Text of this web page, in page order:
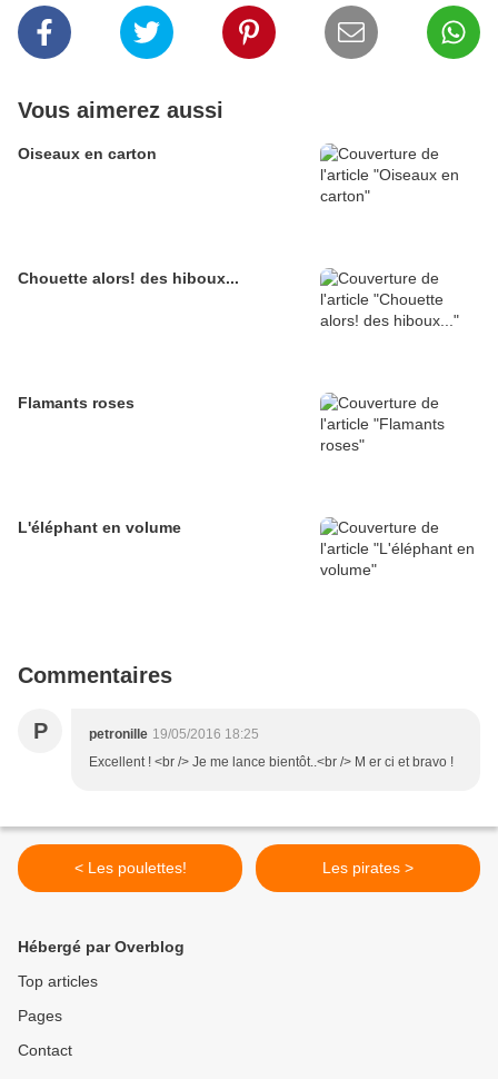
Vous aimerez aussi
Oiseaux en carton
Chouette alors! des hiboux...
Flamants roses
L'éléphant en volume
Commentaires
P petronille 19/05/2016 18:25
Excellent ! <br /> Je me lance bientôt..<br /> M er ci et bravo !
< Les poulettes! Les pirates >
Hébergé par Overblog
Top articles
Pages
Contact